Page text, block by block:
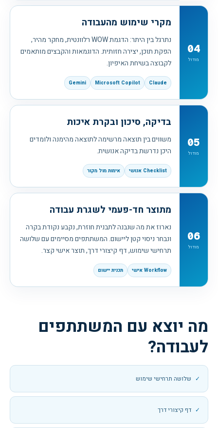
04
מודול
מקרי שימוש מהעבודה
נתרגל בין היתר: הדגמת WOW רלוונטית, מחקר מהיר,
הפקת תוכן, יצירה חזותית. הדוגמאות והקבצים מותאמים
לקבוצה בשיחת האיפיון.
Claude
Microsoft Copilot
Gemini
05
מודול
בדיקה, סיכון ובקרת איכות
משווים בין תוצאה מרשימה לתוצאה מהימנה ולומדים
היכן נדרשת בדיקה אנושית.
Checklist אנושי אימות מול מקור
06
מודול
מתוצר חד-פעמי לשגרת עבודה
נארוז את מה שנבנה לתבנית חוזרת, נקבע נקודת בקרה
ונבחר ניסוי קטן ליישום. המשתתפים מסיימים עם שלושה
תרחישי שימוש, דף קיצורי דרך, תוצר אישי קצר.
Workflow אישי תכנית יישום
מה יוצא עם המשתתפים
לעבודה?
שלושה תרחישי שימוש
דף קיצורי דרך